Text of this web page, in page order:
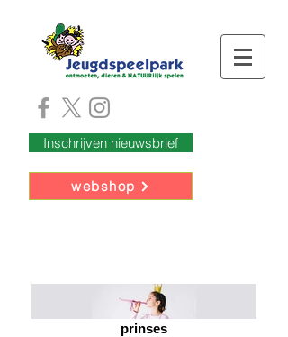
Inschrijven nieuwsbrief
webshop
prinses